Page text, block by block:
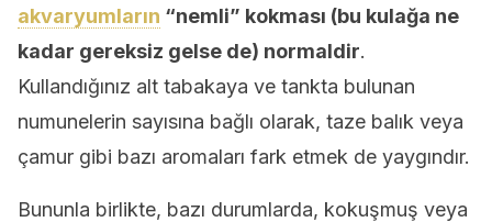
akvaryumların “nemli” kokması (bu kulağa ne
kadar gereksiz gelse de) normaldir.
Kullandığınız alt tabakaya ve tankta bulunan
numunelerin sayısına bağlı olarak, taze balık veya
çamur gibi bazı aromaları fark etmek de yaygındır.
Bununla birlikte, bazı durumlarda, kokuşmuş veya